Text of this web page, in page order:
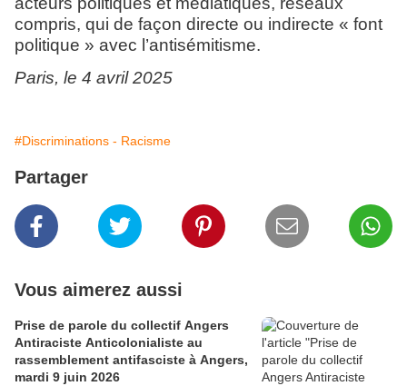
compris, qui de façon directe ou indirecte « font
politique » avec l’antisémitisme.
Paris, le 4 avril 2025
#Discriminations - Racisme
Partager
Vous aimerez aussi
Prise de parole du collectif Angers
Antiraciste Anticolonialiste au
rassemblement antifasciste à Angers,
mardi 9 juin 2026